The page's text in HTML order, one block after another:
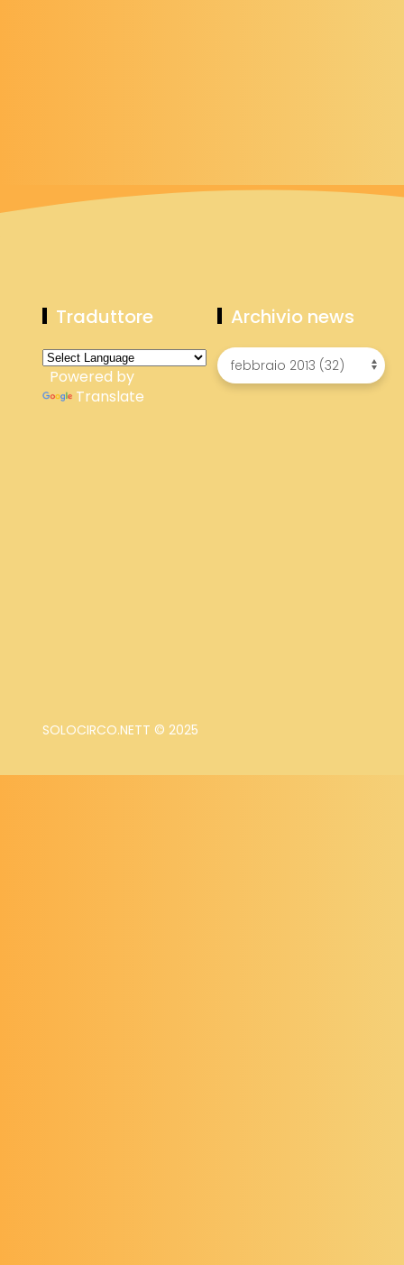
Traduttore
Powered by
Translate
Archivio news
SOLOCIRCO.NETT © 2025